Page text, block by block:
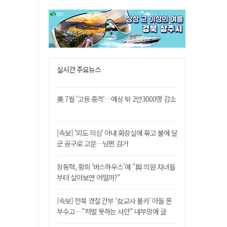
실시간 주요뉴스
美 7월 '고용 충격'…예상 밖 2만3000명 감소
[속보] '외도 의심' 아내 화장실에 묶고 불에 달
군 공구로 고문…남편 검거
장동혁, 황희 '버스하우스'에 "與 의원 자녀들
부터 살아보면 어떨까?"
[속보] 전북 경찰 간부 '女교사 몰카' 아들 폰
부수고…"처벌 못하는 사안" 내부망에 글